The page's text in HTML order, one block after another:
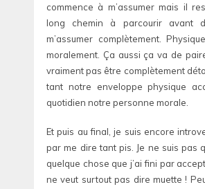
commence à m’assumer mais il
long chemin à parcourir avant
m’assumer complètement.
moralement. Ça aussi ça va de
vraiment pas être complètement
tant notre enveloppe physique
quotidien notre personne morale.
Et puis au final, je suis encore
par me dire tant pis. Je ne suis pas
quelque chose que j’ai fini par
ne veut surtout pas dire muette !